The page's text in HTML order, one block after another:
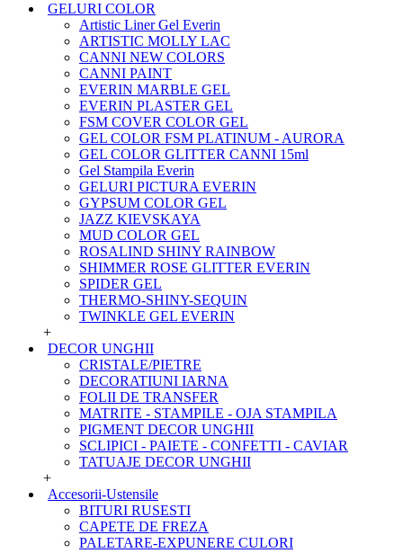
GELURI COLOR
Artistic Liner Gel Everin
ARTISTIC MOLLY LAC
CANNI NEW COLORS
CANNI PAINT
EVERIN MARBLE GEL
EVERIN PLASTER GEL
FSM COVER COLOR GEL
GEL COLOR FSM PLATINUM - AURORA
GEL COLOR GLITTER CANNI 15ml
Gel Stampila Everin
GELURI PICTURA EVERIN
GYPSUM COLOR GEL
JAZZ KIEVSKAYA
MUD COLOR GEL
ROSALIND SHINY RAINBOW
SHIMMER ROSE GLITTER EVERIN
SPIDER GEL
THERMO-SHINY-SEQUIN
TWINKLE GEL EVERIN
+
DECOR UNGHII
CRISTALE/PIETRE
DECORATIUNI IARNA
FOLII DE TRANSFER
MATRITE - STAMPILE - OJA STAMPILA
PIGMENT DECOR UNGHII
SCLIPICI - PAIETE - CONFETTI - CAVIAR
TATUAJE DECOR UNGHII
+
Accesorii-Ustensile
BITURI RUSESTI
CAPETE DE FREZA
PALETARE-EXPUNERE CULORI